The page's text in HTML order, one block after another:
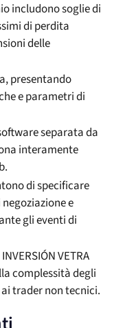
includono soglie di
di perdita
delle
presentando
e parametri di
separata da
interamente
di specificare
e
gli eventi di
VETRA
complessità degli
trader non tecnici.